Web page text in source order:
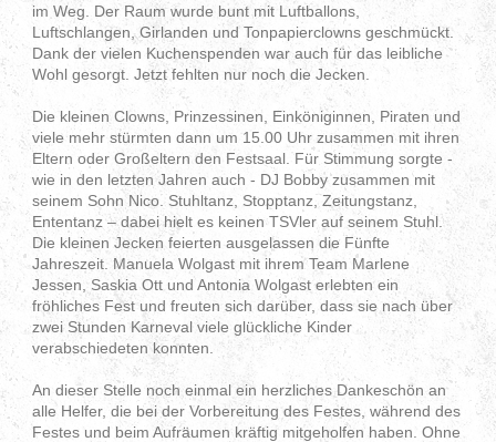
im Weg. Der Raum wurde bunt mit Luftballons,
Luftschlangen, Girlanden und Tonpapierclowns geschmückt.
Dank der vielen Kuchenspenden war auch für das leibliche
Wohl gesorgt. Jetzt fehlten nur noch die Jecken.
Die kleinen Clowns, Prinzessinen, Einköniginnen, Piraten und
viele mehr stürmten dann um 15.00 Uhr zusammen mit ihren
Eltern oder Großeltern den Festsaal. Für Stimmung sorgte -
wie in den letzten Jahren auch - DJ Bobby zusammen mit
seinem Sohn Nico. Stuhltanz, Stopptanz, Zeitungstanz,
Ententanz – dabei hielt es keinen TSVler auf seinem Stuhl.
Die kleinen Jecken feierten ausgelassen die Fünfte
Jahreszeit. Manuela Wolgast mit ihrem Team Marlene
Jessen, Saskia Ott und Antonia Wolgast erlebten ein
fröhliches Fest und freuten sich darüber, dass sie nach über
zwei Stunden Karneval viele glückliche Kinder
verabschiedeten konnten.
An dieser Stelle noch einmal ein herzliches Dankeschön an
alle Helfer, die bei der Vorbereitung des Festes, während des
Festes und beim Aufräumen kräftig mitgeholfen haben. Ohne